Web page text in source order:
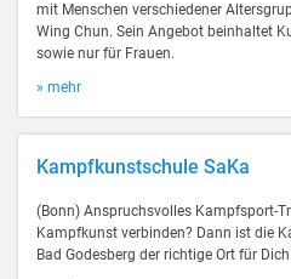
mit Menschen verschiedener
Wing Chun. Sein Angebot beinhaltet
sowie nur für Frauen.
» mehr
Kampfkunstschule SaKa
(Bonn) Anspruchsvolles Kampfsport-
Kampfkunst verbinden? Dann ist die
Bad Godesberg der richtige Ort für Dich.